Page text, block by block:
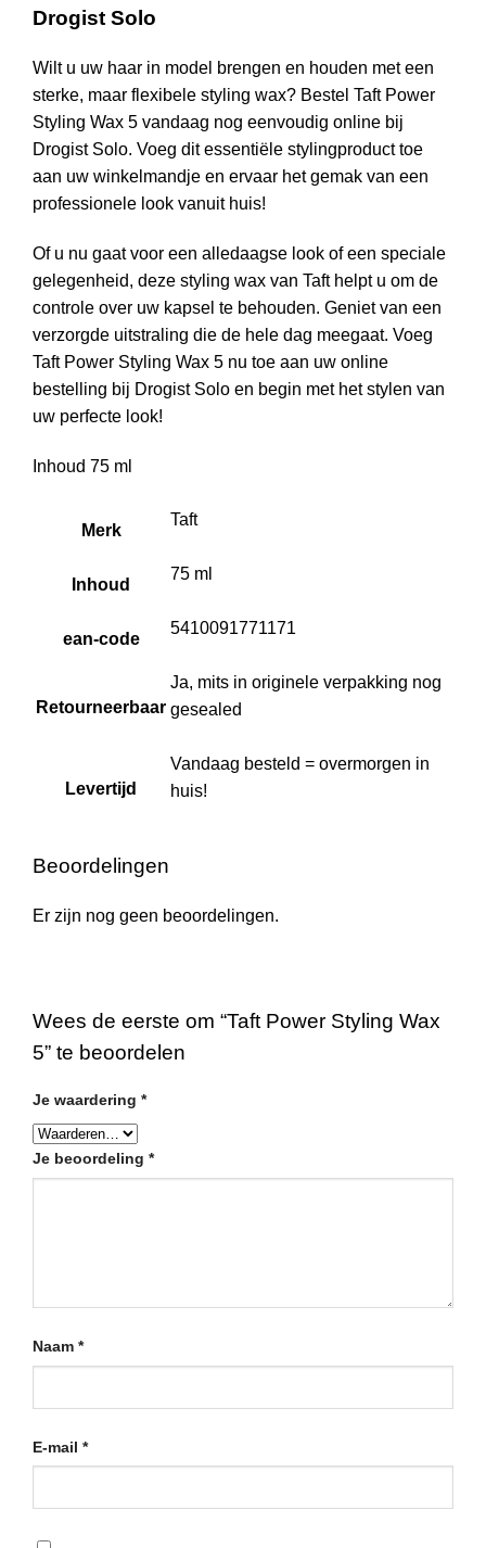
Drogist Solo
Wilt u uw haar in model brengen en houden met een
sterke, maar flexibele styling wax? Bestel Taft Power
Styling Wax 5 vandaag nog eenvoudig online bij
Drogist Solo. Voeg dit essentiële stylingproduct toe
aan uw winkelmandje en ervaar het gemak van een
professionele look vanuit huis!
Of u nu gaat voor een alledaagse look of een speciale
gelegenheid, deze styling wax van Taft helpt u om de
controle over uw kapsel te behouden. Geniet van een
verzorgde uitstraling die de hele dag meegaat. Voeg
Taft Power Styling Wax 5 nu toe aan uw online
bestelling bij Drogist Solo en begin met het stylen van
uw perfecte look!
Inhoud 75 ml
Merk
Taft
Inhoud
75 ml
ean-code
5410091771171
Retourneerbaar
Ja, mits in originele verpakking nog
gesealed
Levertijd
Vandaag besteld = overmorgen in
huis!
Beoordelingen
Er zijn nog geen beoordelingen.
Wees de eerste om “Taft Power Styling Wax
5” te beoordelen
Je waardering *
Je beoordeling *
Naam *
E-mail *